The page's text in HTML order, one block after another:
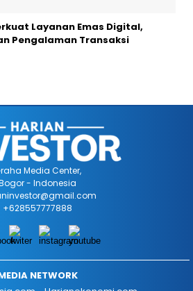
Layanan Emas Digital,
Pengalaman Transaksi
Media Center,
- Indonesia
+628557777888
NETWORK